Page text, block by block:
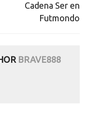
Cadena Ser en
Futmondo
BRAVE888